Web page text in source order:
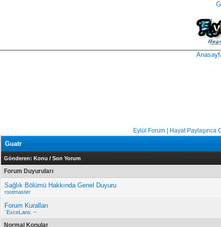
Eylül Forum | Hayat Paylaşınca
Guatr
Gönderen: Konu / Son Yorum
Forum Duyuruları
Sağlık Bölümü Hakkında Genel Duyuru
rootmaster
Forum Kuralları
`ExceLans. ~
Normal Konular